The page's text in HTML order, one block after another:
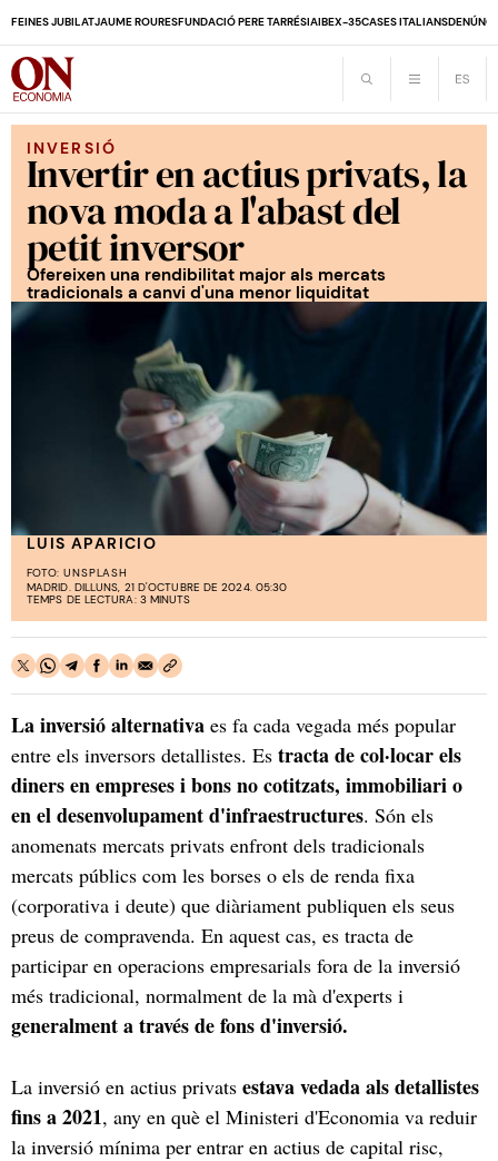
FEINES JUBILATJAUME ROURESFUNDACIÓ PERE TARRÉSIAIBEX-35CASES ITALIANS
INVERSIÓ
Invertir en actius privats, la
nova moda a l'abast del
petit inversor
Ofereixen una rendibilitat major als mercats
tradicionals a canvi d'una menor liquiditat
LUIS APARICIO
FOTO: UNSPLASH
MADRID. DILLUNS, 21 D'OCTUBRE DE 2024. 05:30
TEMPS DE LECTURA: 3 MINUTS
La inversió alternativa es fa cada vegada més popular
entre els inversors detallistes. Es tracta de col·locar els
diners en empreses i bons no cotitzats, immobiliari o
en el desenvolupament d'infraestructures. Són els
anomenats mercats privats enfront dels tradicionals
mercats públics com les borses o els de renda fixa
(corporativa i deute) que diàriament publiquen els seus
preus de compravenda. En aquest cas, es tracta de
participar en operacions empresarials fora de la inversió
més tradicional, normalment de la mà d'experts i
generalment a través de fons d'inversió.
La inversió en actius privats estava vedada als detallistes
fins a 2021, any en què el Ministeri d'Economia va reduir
la inversió mínima per entrar en actius de capital risc,